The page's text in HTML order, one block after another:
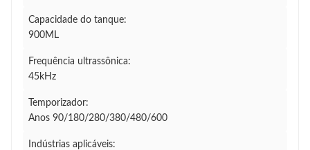
Capacidade do tanque:
900ML
Frequência ultrassônica:
45kHz
Temporizador:
Anos 90/180/280/380/480/600
Indústrias aplicáveis: